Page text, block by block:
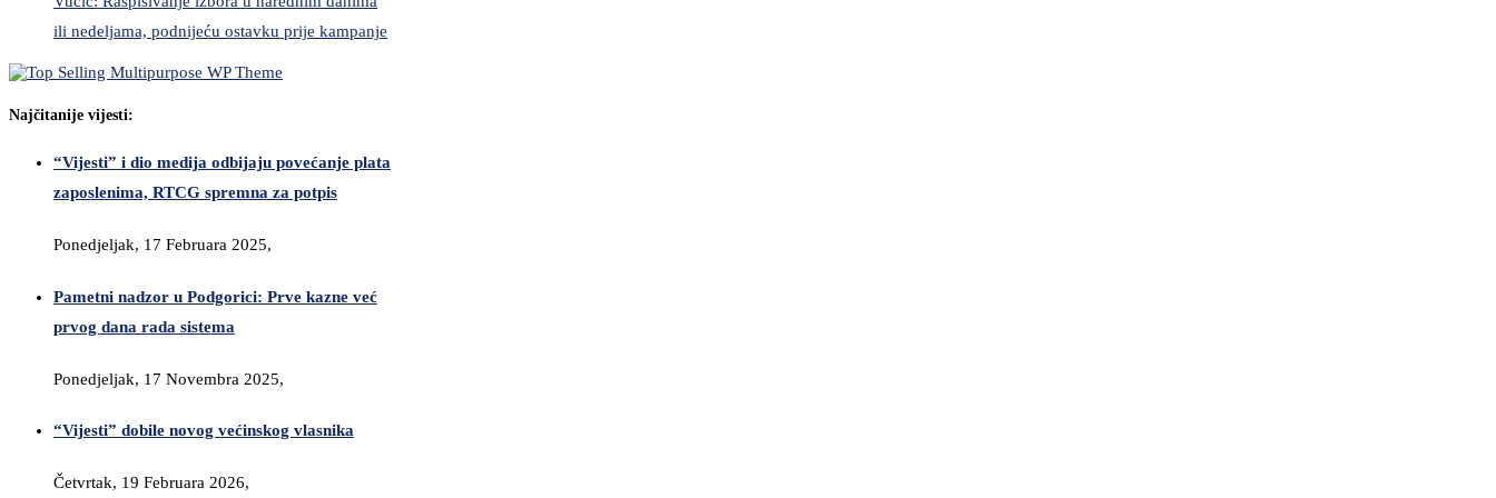
ili nedeljama, podnijeću ostavku prije kampanje
Najčitanije vijesti:
“Vijesti” i dio medija odbijaju povećanje plata
zaposlenima, RTCG spremna za potpis
Ponedjeljak, 17 Februara 2025,
Pametni nadzor u Podgorici: Prve kazne već
prvog dana rada sistema
Ponedjeljak, 17 Novembra 2025,
“Vijesti” dobile novog većinskog vlasnika
Četvrtak, 19 Februara 2026,